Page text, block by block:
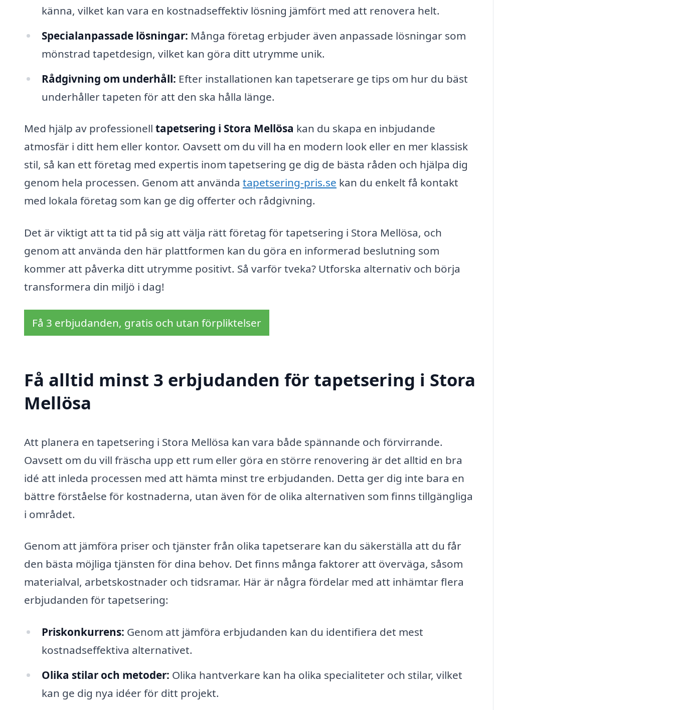
känna, vilket kan vara en kostnadseffektiv lösning jämfört med att renovera helt.
Specialanpassade lösningar: Många företag erbjuder även anpassade lösningar som
mönstrad tapetdesign, vilket kan göra ditt utrymme unik.
Rådgivning om underhåll: Efter installationen kan tapetserare ge tips om hur du bäst
underhåller tapeten för att den ska hålla länge.
Med hjälp av professionell tapetsering i Stora Mellösa kan du skapa en inbjudande
atmosfär i ditt hem eller kontor. Oavsett om du vill ha en modern look eller en mer klassisk
stil, så kan ett företag med expertis inom tapetsering ge dig de bästa råden och hjälpa dig
genom hela processen. Genom att använda tapetsering-pris.se kan du enkelt få kontakt
med lokala företag som kan ge dig offerter och rådgivning.
Det är viktigt att ta tid på sig att välja rätt företag för tapetsering i Stora Mellösa, och
genom att använda den här plattformen kan du göra en informerad beslutning som
kommer att påverka ditt utrymme positivt. Så varför tveka? Utforska alternativ och börja
transformera din miljö i dag!
Få 3 erbjudanden, gratis och utan förpliktelser
Få alltid minst 3 erbjudanden för tapetsering i Stora
Mellösa
Att planera en tapetsering i Stora Mellösa kan vara både spännande och förvirrande.
Oavsett om du vill fräscha upp ett rum eller göra en större renovering är det alltid en bra
idé att inleda processen med att hämta minst tre erbjudanden. Detta ger dig inte bara en
bättre förståelse för kostnaderna, utan även för de olika alternativen som finns tillgängliga
i området.
Genom att jämföra priser och tjänster från olika tapetserare kan du säkerställa att du får
den bästa möjliga tjänsten för dina behov. Det finns många faktorer att överväga, såsom
materialval, arbetskostnader och tidsramar. Här är några fördelar med att inhämtar flera
erbjudanden för tapetsering:
Priskonkurrens: Genom att jämföra erbjudanden kan du identifiera det mest
kostnadseffektiva alternativet.
Olika stilar och metoder: Olika hantverkare kan ha olika specialiteter och stilar, vilket
kan ge dig nya idéer för ditt projekt.